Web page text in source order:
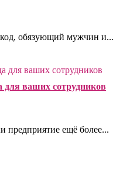
обязующий мужчин и...
ваших сотрудников
предприятие ещё более...